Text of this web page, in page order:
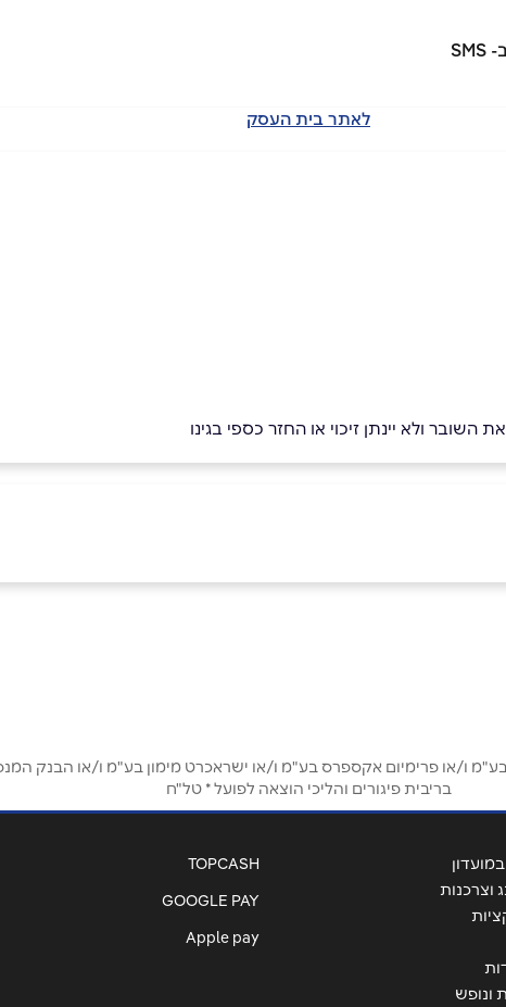
לאתר בית העסק
ולא יינתן זיכוי או החזר כספי בגינו
או פרימיום אקספרס בע"מ ו/או ישראכרט מימון בע"מ ו/או הבנק
בריבית פיגורים והליכי הוצאה לפועל * טל"ח
וצרכנות
ונופש
TOPCASH
GOOGLE PAY
Apple pay